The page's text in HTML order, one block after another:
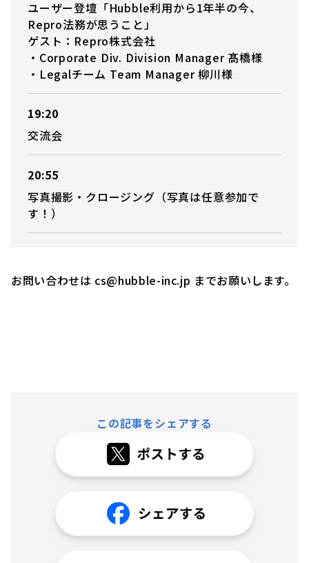
ユーザー登壇「Hubble利用から1年半の今、
Repro法務が思うこと」
ゲスト：Repro株式会社
・Corporate Div. Division Manager 髙橋様
・Legalチーム Team Manager 柳川様
19:20
交流会
20:55
写真撮影・クロージング（写真は任意参加で
す！）
お問い合わせは cs@hubble-inc.jp までお願いします。
この記事をシェアする